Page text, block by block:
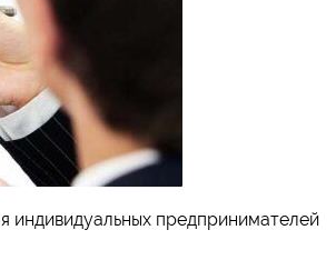
индивидуальных предпринимателей